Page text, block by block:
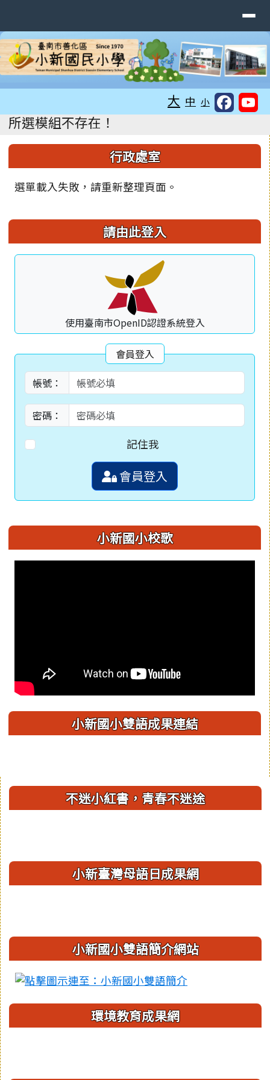
大 中 小
主內容區域
所選模組不存在！
左邊區域內容 行政處室
選單載入失敗，請重新整理頁面。
請由此登入
使用臺南市OpenID認證系統登入
會員登入
帳號：
密碼：
記住我
會員登入
小新國小校歌
小新國小雙語成果連結
右邊區域內容不迷小紅書，青春不迷途
小新臺灣母語日成果網
小新國小雙語簡介網站
環境教育成果網
頁尾區域